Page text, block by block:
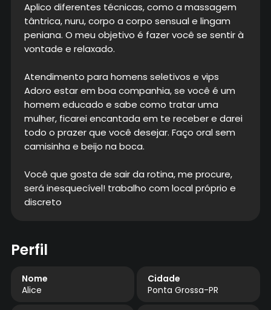
Aplico diferentes técnicas, como a massagem
tântrica, nuru, corpo a corpo sensual e lingam
peniana. O meu objetivo é fazer você se sentir à
vontade e relaxado.
Atendimento para homens seletivos e vips
Adoro estar em boa companhia, se você é um
homem educado e sabe como tratar uma
mulher, ficarei encantada em te receber e darei
todo o prazer que você desejar. Faço oral sem
camisinha e beijo na boca.
Você que gosta de sair da rotina, me procure,
será inesquecível! trabalho com local próprio e
discreto
Perfil
Nome
Alice
Cidade
Ponta Grossa-PR